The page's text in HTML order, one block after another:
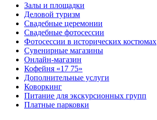
Залы и площадки
Деловой туризм
Свадебные церемонии
Свадебные фотосессии
Фотосессии в исторических костюмах
Сувенирные магазины
Онлайн-магазин
Кофейня «17 75»
Дополнительные услуги
Коворкинг
Питание для экскурсионных групп
Платные парковки